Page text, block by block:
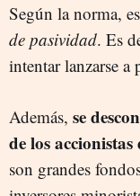
Según la norma,
de pasividad. Es
intentar lanzarse a
Además, se
de los
son grandes